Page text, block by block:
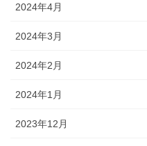
2024年4月
2024年3月
2024年2月
2024年1月
2023年12月